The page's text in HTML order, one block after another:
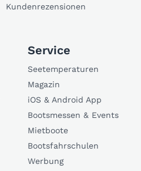
Kundenrezensionen
Service
Seetemperaturen
Magazin
iOS & Android App
Bootsmessen & Events
Mietboote
Bootsfahrschulen
Werbung